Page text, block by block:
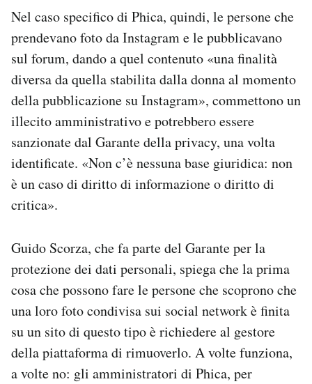
Nel caso specifico di Phica, quindi, le persone che
prendevano foto da Instagram e le pubblicavano
sul forum, dando a quel contenuto «una finalità
diversa da quella stabilita dalla donna al momento
della pubblicazione su Instagram», commettono un
illecito amministrativo e potrebbero essere
sanzionate dal Garante della privacy, una volta
identificate. «Non c’è nessuna base giuridica: non
è un caso di diritto di informazione o diritto di
critica».
Guido Scorza, che fa parte del Garante per la
protezione dei dati personali, spiega che la prima
cosa che possono fare le persone che scoprono che
una loro foto condivisa sui social network è finita
su un sito di questo tipo è richiedere al gestore
della piattaforma di rimuoverlo. A volte funziona,
a volte no: gli amministratori di Phica, per